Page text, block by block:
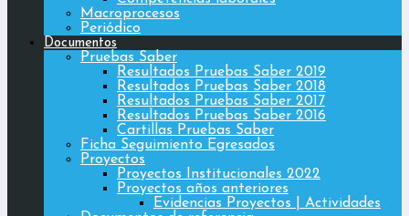
Macroprocesos
Periódico
Documentos
Pruebas Saber
Resultados Pruebas Saber 2019
Resultados Pruebas Saber 2018
Resultados Pruebas Saber 2017
Resultados Pruebas Saber 2016
Cartillas Pruebas Saber
Ficha Seguimiento Egresados
Proyectos
Proyectos Institucionales 2022
Proyectos años anteriores
Evidencias Proyectos | Actividades